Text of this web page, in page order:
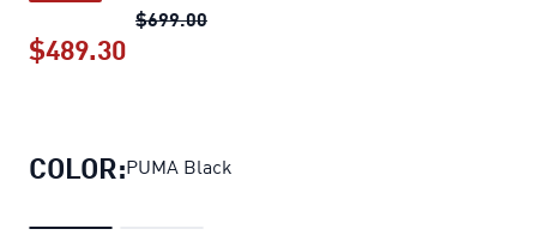
$699.00Gorra con visera plana BMW M
$489.30
COLOR:PUMA Black